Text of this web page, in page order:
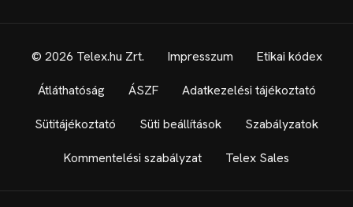
© 2026 Telex.hu Zrt. Impresszum Etikai kódex
Átláthatóság ÁSZF Adatkezelési tájékoztató
Sütitájékoztató Süti beállítások Szabályzatok
Kommentelési szabályzat Telex Sales